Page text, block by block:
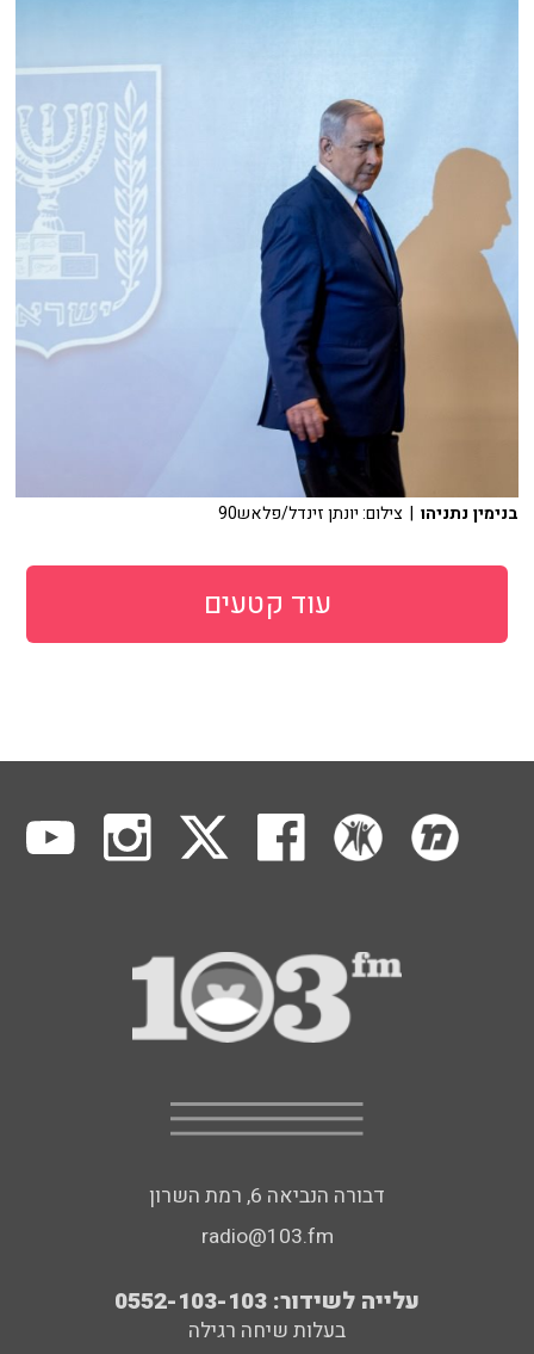
בנימין נתניהו | צילום: יונתן זינדל/פלאש90
עוד קטעים
דבורה הנביאה 6, רמת השרון
radio@103.fm
עלייה לשידור: 0552-103-103
בעלות שיחה רגילה